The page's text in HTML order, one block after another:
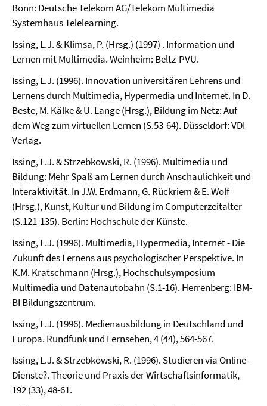
Bonn: Deutsche Telekom AG/Telekom Multimedia
Systemhaus Telelearning.
Issing, L.J. & Klimsa, P. (Hrsg.) (1997) . Information und
Lernen mit Multimedia. Weinheim: Beltz-PVU.
Issing, L.J. (1996). Innovation universitären Lehrens und
Lernens durch Multimedia, Hypermedia und Internet. In D.
Beste, M. Kälke & U. Lange (Hrsg.), Bildung im Netz: Auf
dem Weg zum virtuellen Lernen (S.53-64). Düsseldorf: VDI-
Verlag.
Issing, L.J. & Strzebkowski, R. (1996). Multimedia und
Bildung: Mehr Spaß am Lernen durch Anschaulichkeit und
Interaktivität. In J.W. Erdmann, G. Rückriem & E. Wolf
(Hrsg.), Kunst, Kultur und Bildung im Computerzeitalter
(S.121-135). Berlin: Hochschule der Künste.
Issing, L.J. (1996). Multimedia, Hypermedia, Internet - Die
Zukunft des Lernens aus psychologischer Perspektive. In
K.M. Kratschmann (Hrsg.), Hochschulsymposium
Multimedia und Datenautobahn (S.1-16). Herrenberg: IBM-
BI Bildungszentrum.
Issing, L.J. (1996). Medienausbildung in Deutschland und
Europa. Rundfunk und Fernsehen, 4 (44), 564-567.
Issing, L.J. & Strzebkowski, R. (1996). Studieren via Online-
Dienste?. Theorie und Praxis der Wirtschaftsinformatik,
192 (33), 48-61.